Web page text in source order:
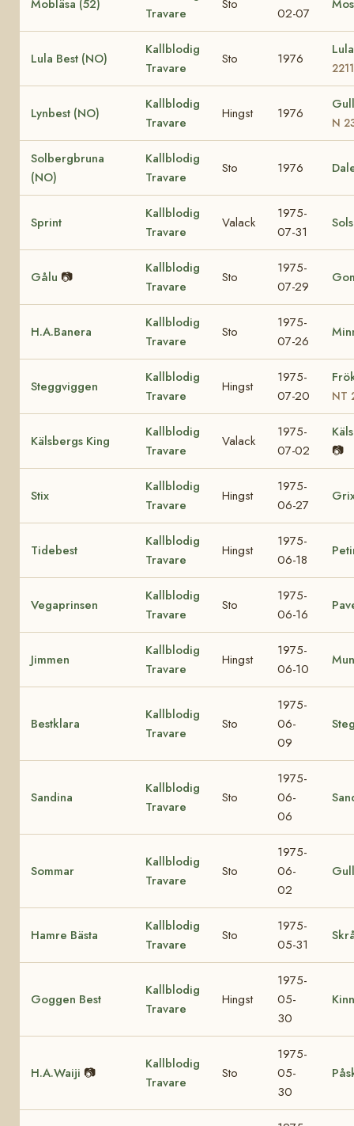
Mobläsa (52)
Travare
Sto
02-07
Lula Best (NO)
Kallblodig
Travare
Sto 1976
Lynbest (NO)
Kallblodig
Travare
Hingst 1976
N
Solbergbruna
(NO)
Kallblodig
Travare
Sto 1976
Sprint
Kallblodig
Travare
Valack
1975-
07-31
Gålu 📷
Kallblodig
Travare
Sto
1975-
07-29
H.A.Banera
Kallblodig
Travare
Sto
1975-
07-26
Steggviggen
Kallblodig
Travare
Hingst
1975-
07-20
NT
Kälsbergs King
Kallblodig
Travare
Valack
1975-
07-02
📷
Stix
Kallblodig
Travare
Hingst
1975-
06-27
Tidebest
Kallblodig
Travare
Hingst
1975-
06-18
Vegaprinsen
Kallblodig
Travare
Sto
1975-
06-16
Jimmen
Kallblodig
Travare
Hingst
1975-
06-10
Bestklara
Kallblodig
Travare
Sto
1975-
06-
09
Sandina
Kallblodig
Travare
Sto
1975-
06-
06
Sommar
Kallblodig
Travare
Sto
1975-
06-
02
Hamre Bästa
Kallblodig
Travare
Sto
1975-
05-31
Goggen Best
Kallblodig
Travare
Hingst
1975-
05-
30
H.A.Waiji 📷
Kallblodig
Travare
Sto
1975-
05-
30